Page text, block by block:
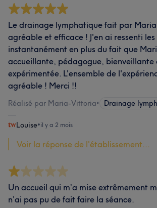
Le drainage lymphatique fait par
agréable et efficace ! J'en ai ressenti
instantanément en plus du fait que
accueillante, pédagogue, bienveillante
expérimentée. L'ensemble de
agréable ! Merci !!
Réalisé par Maria-Vittoria• Drainage
Louise•il y a 2 mois
Voir la réponse de l'établissement...
Un accueil qui m’a mise extrêmement
n’ai pas pu de fait faire la séance.